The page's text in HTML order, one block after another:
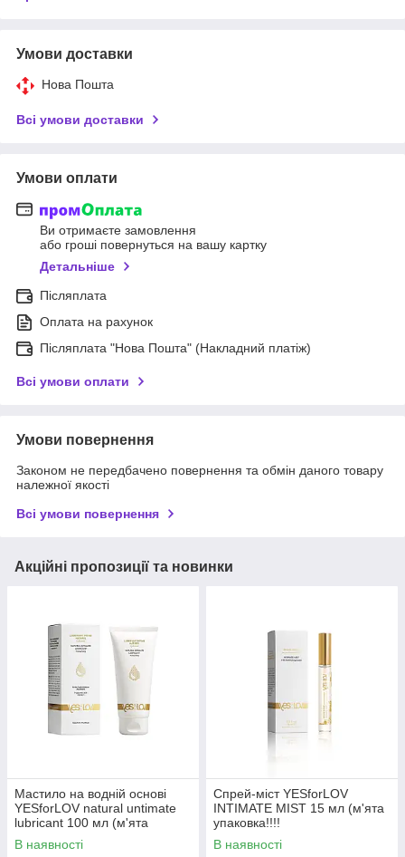
Умови доставки
Нова Пошта
Всі умови доставки
Умови оплати
Ви отримаєте замовлення
або гроші повернуться на вашу картку
Детальніше
Післяплата
Оплата на рахунок
Післяплата "Нова Пошта" (Накладний платіж)
Всі умови оплати
Умови повернення
Законом не передбачено повернення та обмін даного товару
належної якості
Всі умови повернення
Акційні пропозиції та новинки
Мастило на водній основі
YESforLOV natural untimate
lubricant 100 мл (м'ята
упаковка!!!!
В наявності
Спрей-міст YESforLOV
INTIMATE MIST 15 мл (м'ята
упаковка!!!!
В наявності